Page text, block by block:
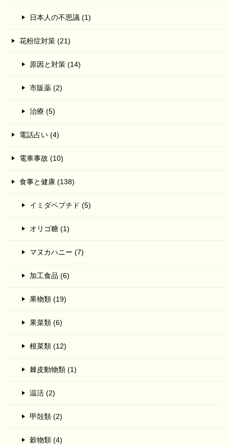
日本人の不思議 (1)
花粉症対策 (21)
原因と対策 (14)
市販薬 (2)
治療 (5)
電話占い (4)
電車事故 (10)
食事と健康 (138)
イミダペプチド (5)
オリゴ糖 (1)
マヌカハニー (7)
加工食品 (6)
果物類 (19)
果菜類 (6)
根菜類 (12)
棘皮動物類 (1)
温活 (2)
甲殻類 (2)
穀物類 (4)